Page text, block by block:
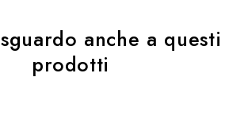
anche a questi
prodotti